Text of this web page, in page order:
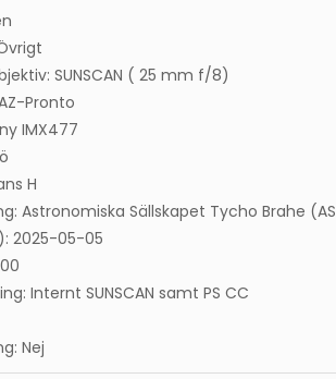
SUNSCAN ( 25 mm f/8)
Pronto
IMX477
H
Astronomiska Sällskapet Tycho Brahe
2025-05-05
Internt SUNSCAN samt PS CC
Nej